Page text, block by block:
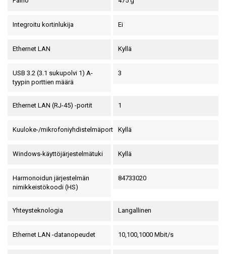
Integroitu kortinlukija Ei
Ethernet LAN Kyllä
USB 3.2 (3.1 sukupolvi 1) A-
tyypin porttien määrä
3
Ethernet LAN (RJ-45) -portit 1
Kuuloke-/mikrofoniyhdistelmäportti Kyllä
Windows-käyttöjärjestelmätuki Kyllä
Harmonoidun järjestelmän
nimikkeistökoodi (HS)
84733020
Yhteysteknologia Langallinen
Ethernet LAN -datanopeudet 10,100,1000 Mbit/s